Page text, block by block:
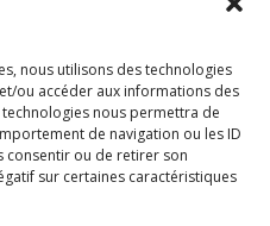
nous utilisons des technologies
ou accéder aux informations des
nous permettra de
de navigation ou les ID
consentir ou de retirer son
sur certaines caractéristiques
| Site Internet réalisé